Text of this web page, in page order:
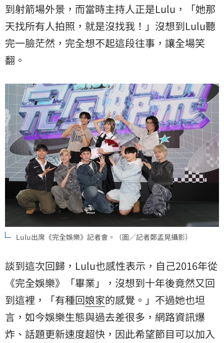
到射箭場外景，而當時主持人正是Lulu，「她那
天找所有人拍照，就是沒找我！」沒想到Lulu聽
完一臉茫然，完全想不起這段往事，讓全場笑
翻。
Lulu出席《完全娛樂》記者會。（圖／記者鄭孟晃攝影）
談到這次回歸，Lulu也感性表示，自己2016年從
《完全娛樂》「畢業」，沒想到十年後竟然又回
到這裡，「有種回娘家的感覺。」不過她也坦
言，如今娛樂生態與過去差很多，網路資訊爆
炸、話題更新速度超快，因此希望節目可以加入